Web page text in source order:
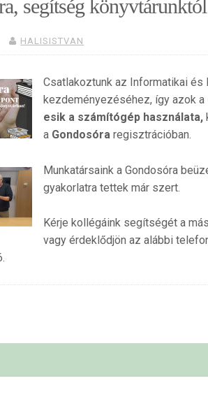
segítség könyvtárunktól
HALISISTVAN
Csatlakoztunk az Informatikai és
kezdeményezéséhez, így azok a
esik a számítógép használata,
a Gondosóra regisztrációban.
Munkatársaink a Gondosóra
gyakorlatra tettek már szert.
Kérje kollégáink segítségét a
vagy érdeklődjön az alábbi